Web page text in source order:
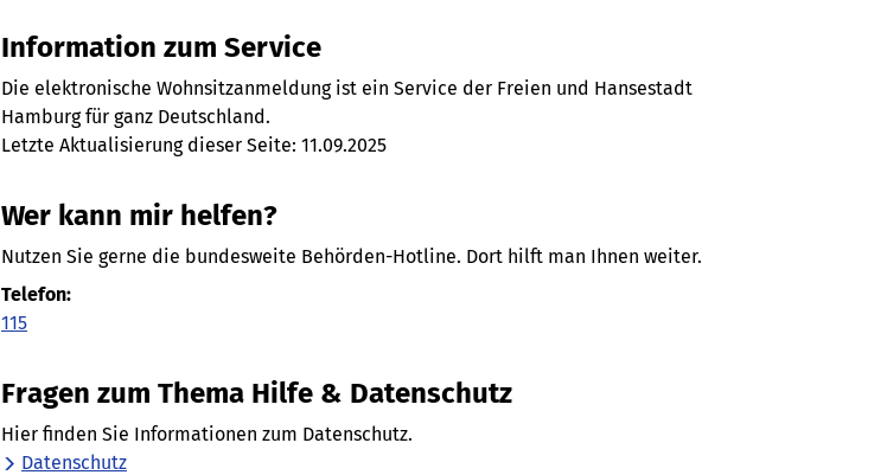
Information zum Service
Die elektronische Wohnsitzanmeldung ist ein Service der Freien und Hansestadt
Hamburg für ganz Deutschland.
Letzte Aktualisierung dieser Seite: 11.09.2025
Wer kann mir helfen?
Nutzen Sie gerne die bundesweite Behörden-Hotline. Dort hilft man Ihnen weiter.
Telefon:
115
Fragen zum Thema Hilfe & Datenschutz
Hier finden Sie Informationen zum Datenschutz.
Datenschutz